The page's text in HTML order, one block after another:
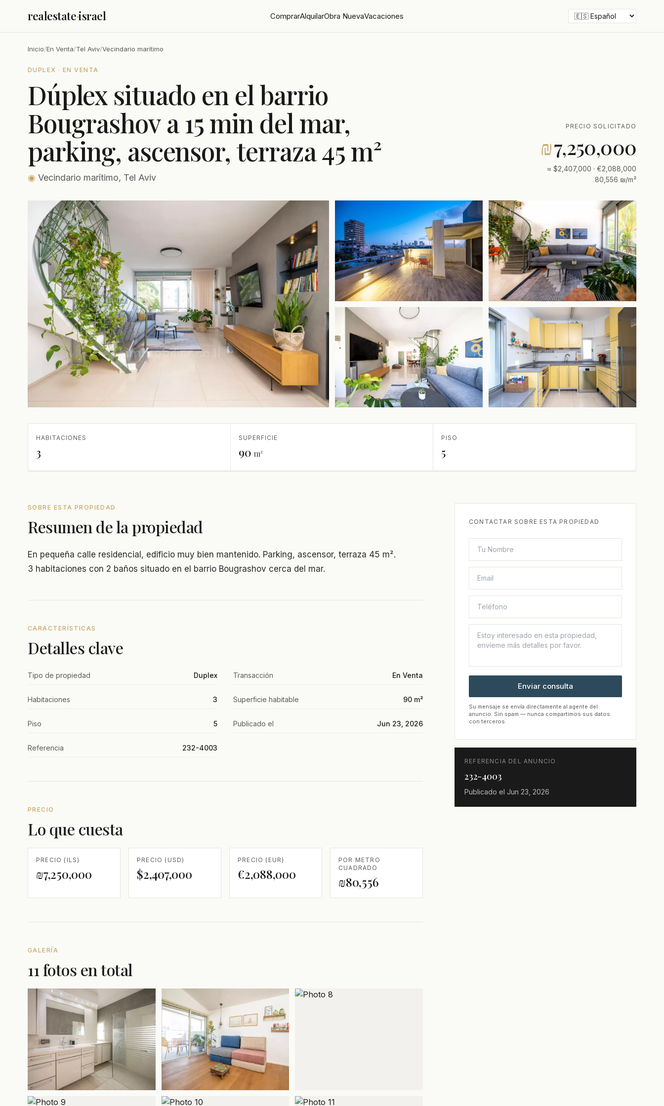
realestate·israel ComprarAlquilarObra NuevaVacaciones
Inicio/En Venta/Tel Aviv/Vecindario marítimo
DUPLEX · EN VENTA
Dúplex situado en el barrio
Bougrashov a 15 min del mar,
parking, ascensor, terraza 45 m²
◉ Vecindario marítimo, Tel Aviv
PRECIO SOLICITADO
₪7,250,000
≈ $2,407,000 · €2,088,000
80,556 ₪/m²
HABITACIONES
3
SUPERFICIE
90 m²
PISO
5
SOBRE ESTA PROPIEDAD
Resumen de la propiedad
En pequeña calle residencial, edificio muy bien mantenido. Parking, ascensor, terraza 45 m².
3 habitaciones con 2 baños situado en el barrio Bougrashov cerca del mar.
CARACTERÍSTICAS
Detalles clave
Tipo de propiedad Duplex Transacción En Venta
Habitaciones 3 Superficie habitable 90 m²
Piso 5 Publicado el Jun 23, 2026
Referencia 232-4003
PRECIO
Lo que cuesta
PRECIO (ILS)
₪7,250,000
PRECIO (USD)
$2,407,000
PRECIO (EUR)
€2,088,000
POR METRO
CUADRADO
₪80,556
GALERÍA
11 fotos en total
CONTACTAR SOBRE ESTA PROPIEDAD
Enviar consulta
Su mensaje se envía directamente al agente del
anuncio. Sin spam — nunca compartimos sus datos
con terceros.
REFERENCIA DEL ANUNCIO
232-4003
Publicado el Jun 23, 2026